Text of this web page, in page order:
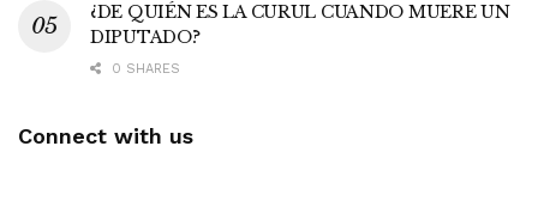
¿DE QUIÉN ES LA CURUL CUANDO MUERE UN
DIPUTADO?
0 SHARES
Connect with us